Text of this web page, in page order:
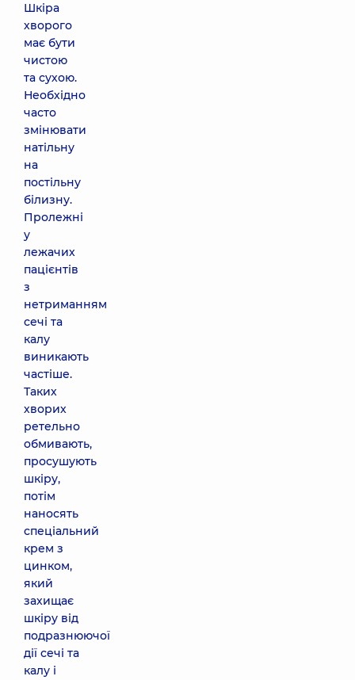
Шкіра
хворого
має бути
чистою
та сухою.
Необхідно
часто
змінювати
натільну
на
постільну
білизну.
Пролежні
у
лежачих
пацієнтів
з
нетриманням
сечі та
калу
виникають
частіше.
Таких
хворих
ретельно
обмивають,
просушують
шкіру,
потім
наносять
спеціальний
крем з
цинком,
який
захищає
шкіру від
подразнюючої
дії сечі та
калу і